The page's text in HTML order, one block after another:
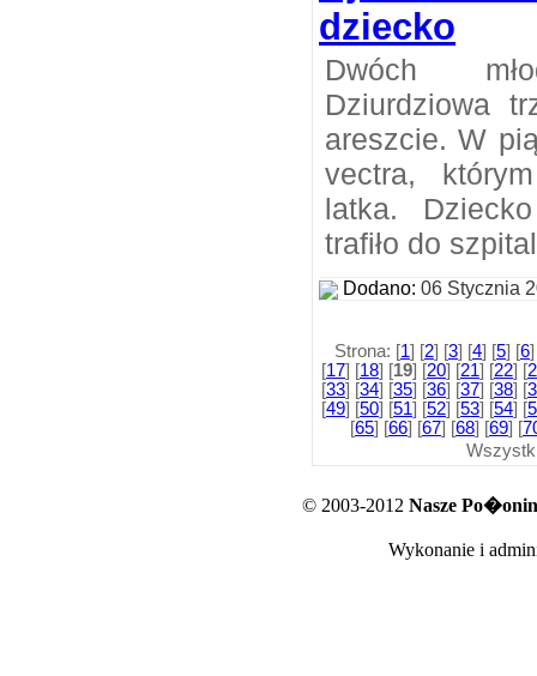
dziecko
Dwóch
Dziurdziowa
areszcie. W
vectra,
latka.
trafiło do
Dodano: 06 Stycznia
Strona: [1] [2] [3] [4] [5] [6
[17] [18] [19] [20] [21] [22] [
[33] [34] [35] [36] [37] [38] [
[49] [50] [51] [52] [53] [54] [
[65] [66] [67] [68] [69] [
© 2003-2012 Nasze
Wykonanie i